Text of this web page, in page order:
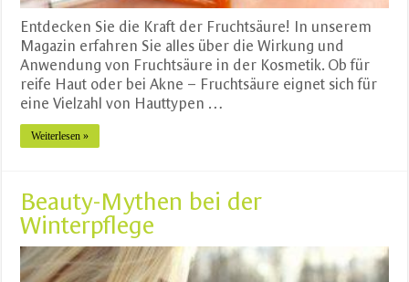
Entdecken Sie die Kraft der Fruchtsäure! In unserem
Magazin erfahren Sie alles über die Wirkung und
Anwendung von Fruchtsäure in der Kosmetik. Ob für
reife Haut oder bei Akne – Fruchtsäure eignet sich für
eine Vielzahl von Hauttypen …
Weiterlesen »
Beauty-Mythen bei der
Winterpflege